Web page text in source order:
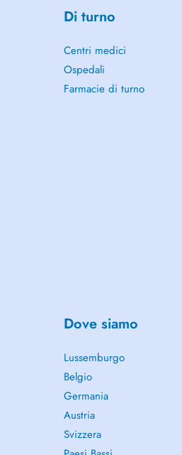
Di turno
Centri medici
Ospedali
Farmacie di turno
Dove siamo
Lussemburgo
Belgio
Germania
Austria
Svizzera